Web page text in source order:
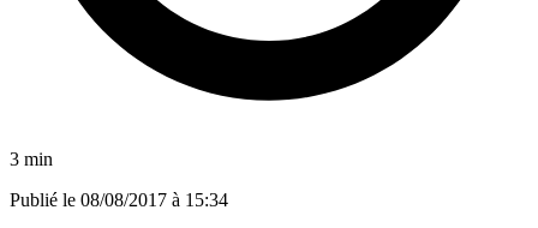
3 min
Publié le 08/08/2017 à 15:34